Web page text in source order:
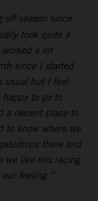
off-season since
took quite a
a lot
since I started
usual but I feel
happy to go to
a decent place to
to know where we
there and
we like mix racing
feeling.”